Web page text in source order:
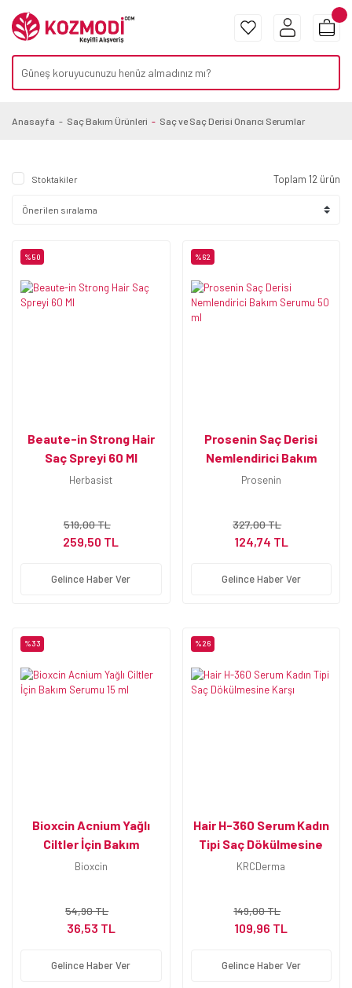
Anasayfa Saç Bakım Ürünleri Saç ve Saç Derisi Onarıcı Serumlar
Stoktakiler Toplam 12 ürün
%50
Beaute-in Strong Hair
Saç Spreyi 60 Ml
Herbasist
519,00 TL
259,50 TL
Gelince Haber Ver
%62
Prosenin Saç Derisi
Nemlendirici Bakım
Serumu 50 ml
Prosenin
327,00 TL
124,74 TL
Gelince Haber Ver
%33
Bioxcin Acnium Yağlı
Ciltler İçin Bakım
Serumu 15 ml
Bioxcin
54,90 TL
36,53 TL
Gelince Haber Ver
%26
Hair H-360 Serum Kadın
Tipi Saç Dökülmesine
Karşı
KRCDerma
149,00 TL
109,96 TL
Gelince Haber Ver